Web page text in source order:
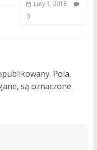
Luty 1, 2018
0
Pola,
są oznaczone